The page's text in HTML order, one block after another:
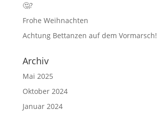
🤔?
Frohe Weihnachten
Achtung Bettanzen auf dem Vormarsch!
Archiv
Mai 2025
Oktober 2024
Januar 2024